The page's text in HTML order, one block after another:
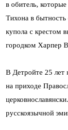
в обитель,
Тихона в
купола с крестом
городком Харпер
В Детройте 25 лет
на приходе
русскоязычной